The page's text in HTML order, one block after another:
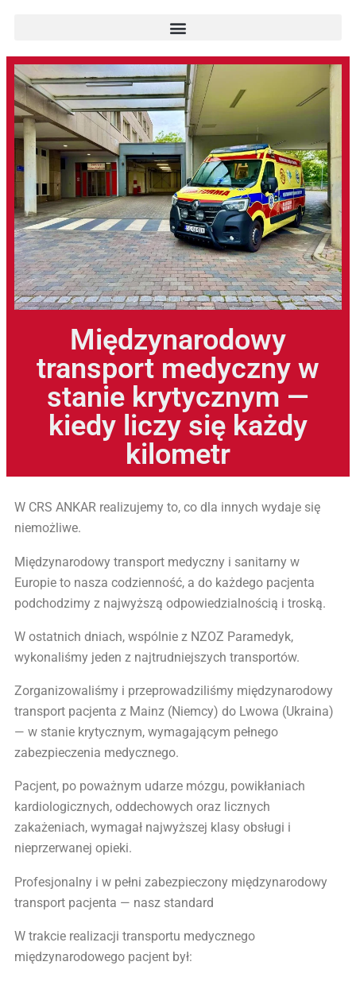
Międzynarodowy
transport medyczny w
stanie krytycznym —
kiedy liczy się każdy
kilometr
W CRS ANKAR realizujemy to, co dla innych wydaje się
niemożliwe.
Międzynarodowy transport medyczny i sanitarny w
Europie to nasza codzienność, a do każdego pacjenta
podchodzimy z najwyższą odpowiedzialnością i troską.
W ostatnich dniach, wspólnie z NZOZ Paramedyk,
wykonaliśmy jeden z najtrudniejszych transportów.
Zorganizowaliśmy i przeprowadziliśmy międzynarodowy
transport pacjenta z Mainz (Niemcy) do Lwowa (Ukraina)
— w stanie krytycznym, wymagającym pełnego
zabezpieczenia medycznego.
Pacjent, po poważnym udarze mózgu, powikłaniach
kardiologicznych, oddechowych oraz licznych
zakażeniach, wymagał najwyższej klasy obsługi i
nieprzerwanej opieki.
Profesjonalny i w pełni zabezpieczony międzynarodowy
transport pacjenta — nasz standard
W trakcie realizacji transportu medycznego
międzynarodowego pacjent był: